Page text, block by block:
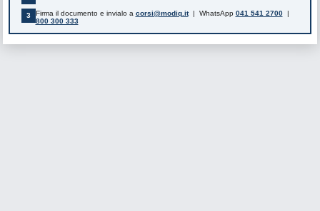
3 Firma il documento e invialo a corsi@modiq.it| WhatsApp 041 541 2700|
800 300 333